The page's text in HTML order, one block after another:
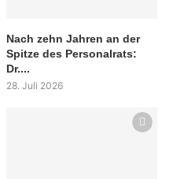
Nach zehn Jahren an der
Spitze des Personalrats:
Dr....
28. Juli 2026